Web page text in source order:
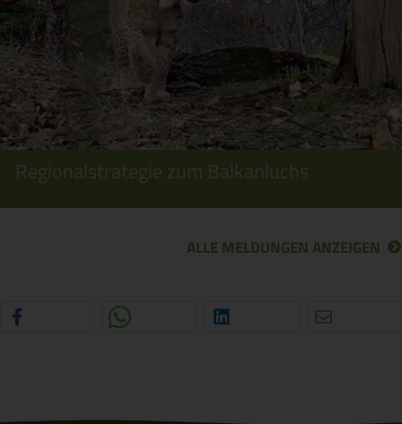
Regionalstrategie zum Balkanluchs
ALLE MELDUNGEN ANZEIGEN